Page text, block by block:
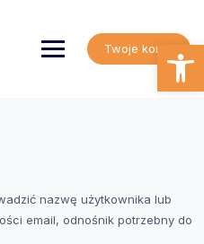
Twoje konto
nazwę użytkownika lub
email, odnośnik potrzebny do